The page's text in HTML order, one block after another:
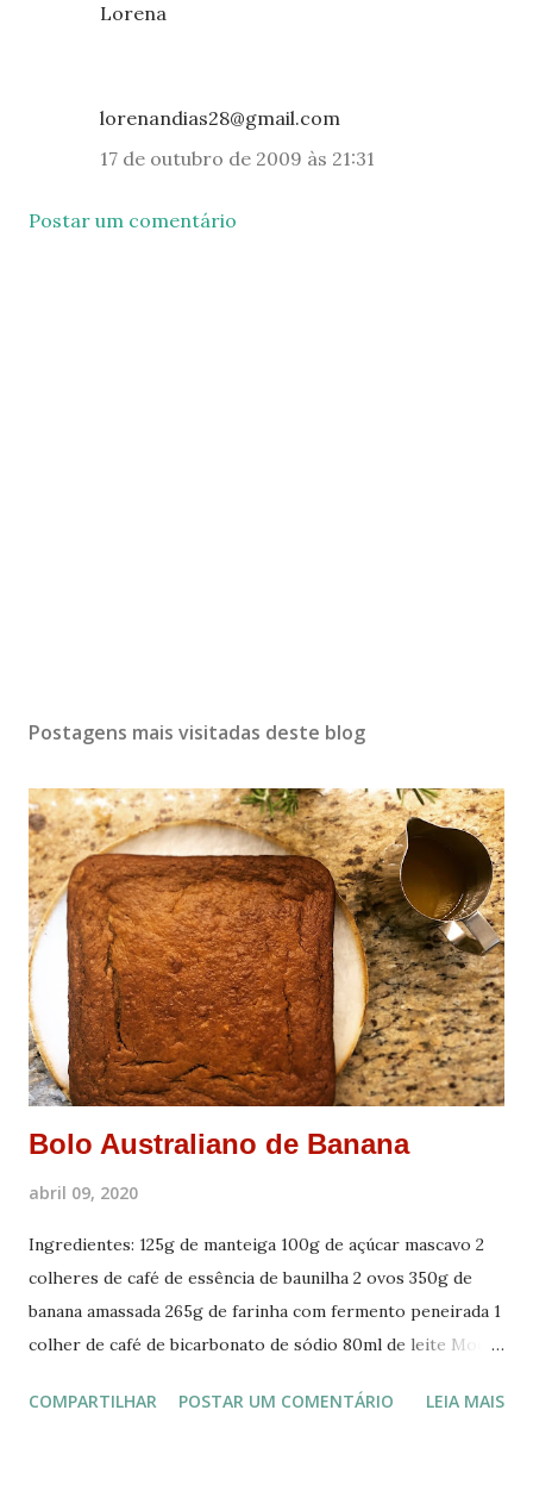
Lorena
lorenandias28@gmail.com
17 de outubro de 2009 às 21:31
Postar um comentário
Postagens mais visitadas deste blog
Bolo Australiano de Banana
abril 09, 2020
Ingredientes: 125g de manteiga 100g de açúcar mascavo 2
colheres de café de essência de baunilha 2 ovos 350g de
banana amassada 265g de farinha com fermento peneirada 1
colher de café de bicarbonato de sódio 80ml de leite Modo
assadeira média (por volta de 22cm). Passo 2: Usando uma
COMPARTILHAR POSTAR UM COMENTÁRIO LEIA MAIS